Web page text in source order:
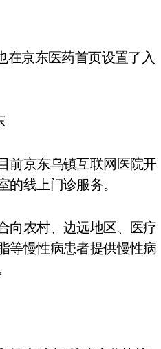
在京东医药首页设置了入
前京东乌镇互联网医院开
线上门诊服务。
向农村、边远地区、医疗
等慢性病患者提供慢性病